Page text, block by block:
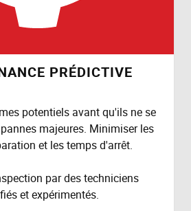
PRÉDICTIVE
potentiels avant qu'ils ne se
majeures. Minimiser les
et les temps d'arrêt.
par des techniciens
et expérimentés.